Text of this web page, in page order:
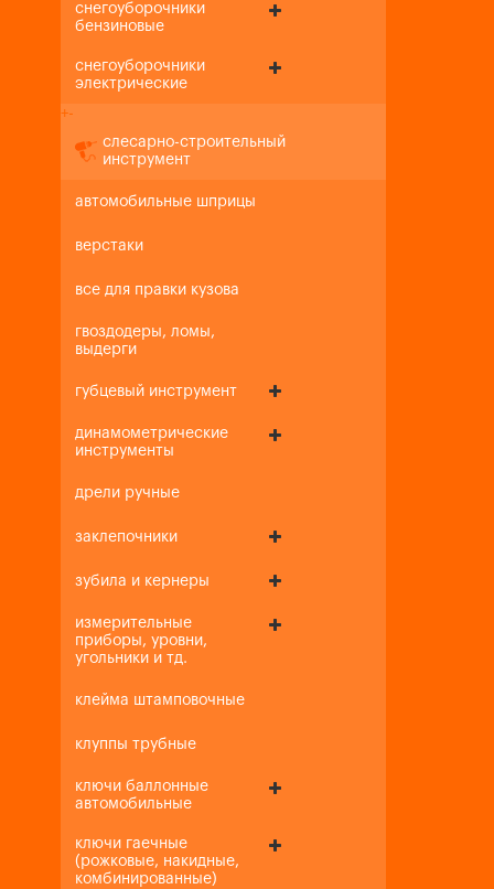
снегоуборочники
бензиновые
снегоуборочники
электрические
+-
слесарно-строительный
инструмент
автомобильные шприцы
верстаки
все для правки кузова
гвоздодеры, ломы,
выдерги
губцевый инструмент
динамометрические
инструменты
дрели ручные
заклепочники
зубила и кернеры
измерительные
приборы, уровни,
угольники и тд.
клейма штамповочные
клуппы трубные
ключи баллонные
автомобильные
ключи гаечные
(рожковые, накидные,
комбинированные)